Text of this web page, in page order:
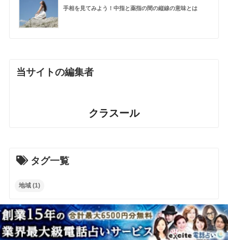
手相を見てみよう！中指と薬指の間の縦線の意味とは
当サイトの編集者
クラスール
タグ一覧
地域(1)